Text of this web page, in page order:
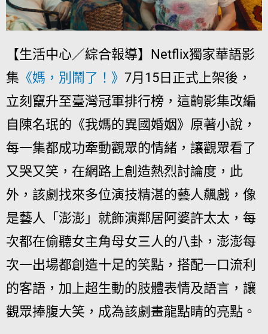
【生活中心／綜合報導】 Netflix獨家華語影
集 《媽，別鬧了！》 7月 15 日正式上架後，
立刻竄升至臺灣冠軍排行榜，這齣影集改編
自陳名珉的《我媽的異國婚姻》原著小說，
每一集都成功牽動觀眾的情緒，讓觀眾看了
又哭又笑，在網路上創造熱烈討論度，此
外，該劇找來多位演技精湛的藝人飆戲，像
是藝人「澎澎」就飾演鄰居阿婆許太太，每
次都在偷聽女主角母女三人的八卦，澎澎每
次一出場都創造十足的笑點，搭配一口流利
的客語，加上超生動的肢體表情及語言，讓
觀眾捧腹大笑，成為該劇畫龍點睛的亮點。